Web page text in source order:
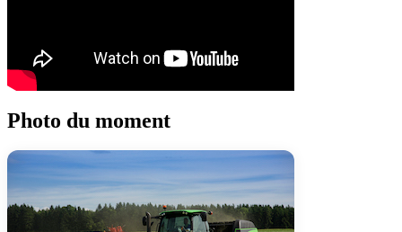
Photo du moment